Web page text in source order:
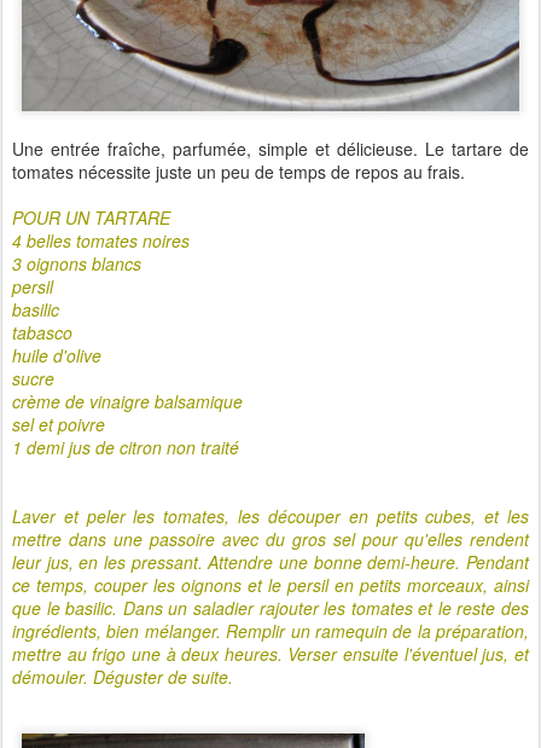
Une entrée fraîche, parfumée, simple et délicieuse. Le tartare de
tomates nécessite juste un peu de temps de repos au frais.
POUR UN TARTARE
4 belles tomates noires
3 oignons blancs
persil
basilic
tabasco
huile d'olive
sucre
crème de vinaigre balsamique
sel et poivre
1 demi jus de citron non traité
Laver et peler les tomates, les découper en petits cubes, et les
mettre dans une passoire avec du gros sel pour qu'elles rendent
leur jus, en les pressant. Attendre une bonne demi-heure. Pendant
ce temps, couper les oignons et le persil en petits morceaux, ainsi
que le basilic. Dans un saladier rajouter les tomates et le reste des
ingrédients, bien mélanger. Remplir un ramequin de la préparation,
mettre au frigo une à deux heures. Verser ensuite l'éventuel jus, et
démouler. Déguster de suite.